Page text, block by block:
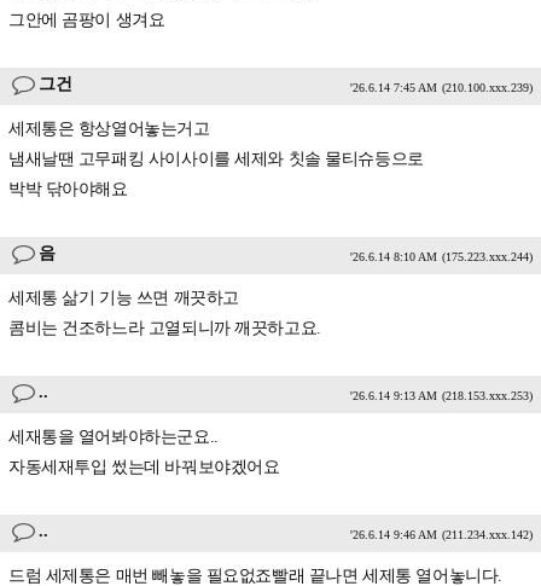
그안에 곰팡이 생겨요
그건 '26.6.14 7:45 AM (210.100.xxx.239)
세제통은 항상열어놓는거고
냄새날땐 고무패킹 사이사이를 세제와 칫솔 물티슈등으로
박박 닦아야해요
음 '26.6.14 8:10 AM (175.223.xxx.244)
세제통 삶기 기능 쓰면 깨끗하고
콤비는 건조하느라 고열되니까 깨끗하고요.
.. '26.6.14 9:13 AM (218.153.xxx.253)
세재통을 열어봐야하는군요..
자동세재투입 썼는데 바꿔보야겠어요
.. '26.6.14 9:46 AM (211.234.xxx.142)
드럼 세제통은 매번 빼놓을 필요없죠빨래 끝나면 세제통 열어놓니다.